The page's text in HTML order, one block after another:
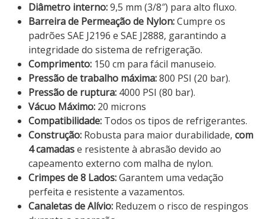
Diâmetro interno:9,5 mm (3/8″) para alto fluxo.
Barreira de Permeação de Nylon:Cumpre os
padrões SAE J2196 e SAE J2888, garantindo a
integridade do sistema de refrigeração.
Comprimento: 150 cm para fácil manuseio.
Pressão de trabalho máxima:800 PSI (20 bar).
Pressão de ruptura: 4000 PSI (80 bar).
Vácuo Máximo: 20 microns
Compatibilidade: Todos os tipos de refrigerantes.
Construção: Robusta para maior durabilidade, com
4 camadase resistente à abrasão devido ao
capeamento externo com malha de nylon.
Crimpes de 8 Lados:Garantem uma vedação
perfeita e resistente a vazamentos.
Canaletas de Alívio: Reduzem o risco de respingos